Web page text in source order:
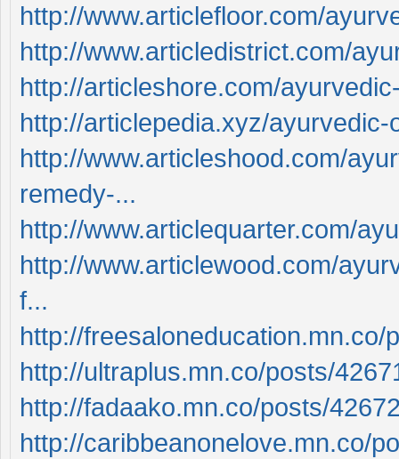
http://www.articlefloor.com/
http://www.articledistrict.com/
http://articleshore.com/
http://articlepedia.xyz/
http://www.articleshood.com/
remedy-...
http://www.articlequarter.com/
http://www.articlewood.com/
f...
http://freesaloneducation.mn.co/
http://ultraplus.mn.co/posts/
http://fadaako.mn.co/posts/
http://caribbeanonelove.mn.co/